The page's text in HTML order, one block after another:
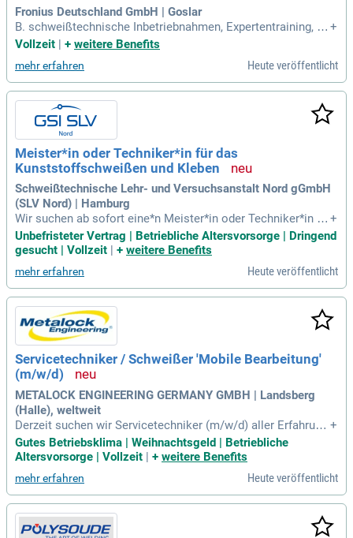
Fronius Deutschland GmbH | Goslar
B. schweißtechnische Inbetriebnahmen, Expertentraining, Pr
oduktionsbegleitungen etc. erbringen; Erstellung von anwen
nterstützung bei nationalen Events; Mitwirken bei Systemko
nfigurationen bei Angebotserstellung
+
Vollzeit | + weitere Benefits
mehr erfahren Heute veröffentlicht
Meister*in oder Techniker*in für das
Kunststoffschweißen und Kleben
Schweißtechnische Lehr- und Versuchsanstalt Nord gGmbH
(SLV Nord) | Hamburg
Wir suchen ab sofort eine*n Meister*in oder Techniker*in fü
r Kunststoffschweißen und Kleben. In dieser unbefristeten V
ollzeitstelle (39 Std./Woche) haben Sie die Möglichkeit, Aus
n Inhouse-Schulungen. Voraussetzungen sind ein Abschluss
als Meister oder Techniker sowie Erfahrung in der Kunststof
f- oder Kautschuktechnik. Mehrjährige Berufserfahrung im B
ehälter-, Anlagen- oder Apparatebau ist ebenfalls erforderlic
h. Werden Sie Teil unseres Kunststoffzentrums und geben S
ie Ihr Wissen weiter!
+
Unbefristeter Vertrag | Betriebliche Altersvorsorge | Dringend
gesucht | Vollzeit
+ weitere Benefits
mehr erfahren Heute veröffentlicht
Servicetechniker / Schweißer 'Mobile Bearbeitung'
(m/w/d)
METALOCK ENGINEERING GERMANY GMBH | Landsberg
(Halle), weltweit
Derzeit suchen wir Servicetechniker (m/w/d) aller Erfahrung
sstufen für unserem Standort in Landsberg (Halle). Weitere
spannende Infos unter. https://www.metalockengineering.co
+
Gutes Betriebsklima | Weihnachtsgeld | Betriebliche
Altersvorsorge | Vollzeit | + weitere Benefits
mehr erfahren Heute veröffentlicht